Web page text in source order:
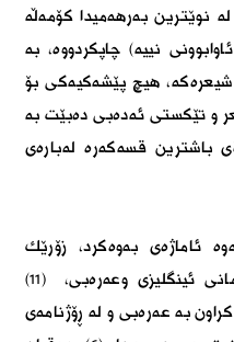
نوێترین بەرهەمیدا كۆمەڵە
نییە) چاپكردووە، بە
هیچ پێشەكیەكی بۆ
و تێكستی ئەدەبی دەبێت بە
باشترین قسەكەرە لەبارەی
ئاماژەی بەوەكرد، زۆرێك
لەتێكستەكانی وەرگێڕدراون بۆ زمانی ئینگلیزی وعەرەبی، (11)
بە عەرەبی و لە ڕۆژنامەی